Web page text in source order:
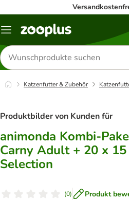
Menü
Produkte
suchen
Katzenfutter & Zubehör
Produktbilder von Kunden für
animonda Kombi-
Carny Adult + 20 x
Selection
(0) Produkt